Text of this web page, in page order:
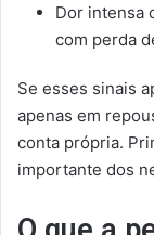
Dor intensa
com perda
Se esses sinais
apenas em
conta própria.
importante dos